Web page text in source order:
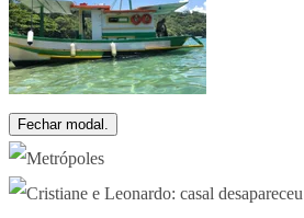
Fechar modal.